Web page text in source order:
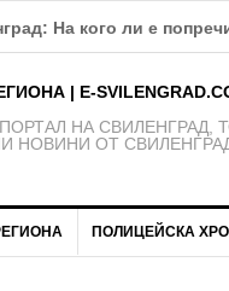
На кого ли е
| E-
НА СВИЛЕНГРАД,
НОВИНИ ОТ
ПОЛИЦЕЙСКА